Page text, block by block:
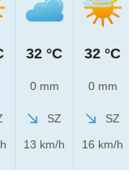
32 °C
0 mm
SZ
13 km/h
32 °C
0 mm
SZ
16 km/h